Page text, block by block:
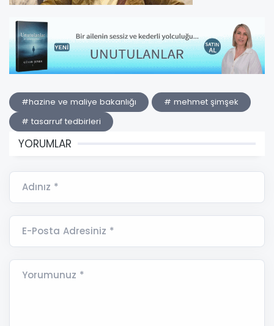
#hazine ve maliye bakanlığı
# mehmet şimşek
# tasarruf tedbirleri
YORUMLAR
Adınız *
E-Posta Adresiniz *
Yorumunuz *